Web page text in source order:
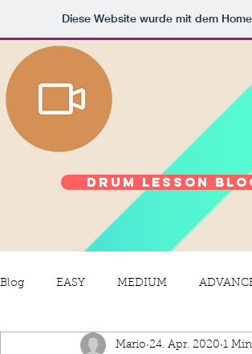
Diese Website wurde mit dem
Drum Lesson
Blog EASY MEDIUM
Mario 24. Apr. 2020 1